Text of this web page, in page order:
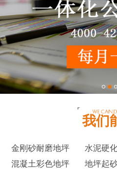
我们
金刚砂耐磨地坪 水泥硬
混凝土彩色地坪
地坪起